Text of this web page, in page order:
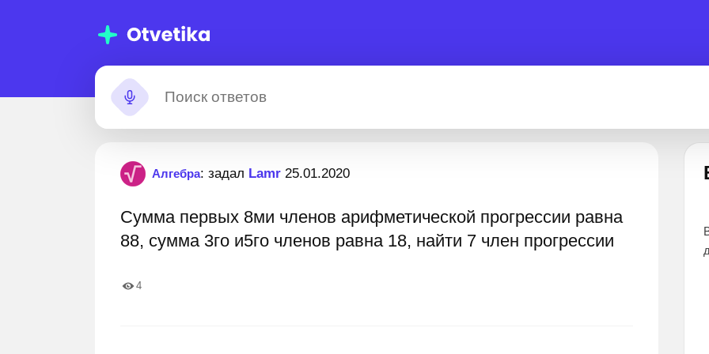
Алгебра: задал Lamr 25.01.2020
Сумма первых 8ми членов арифметической прогрессии равна
88, сумма 3го и5го членов равна 18, найти 7 член прогрессии
4
11 000 000+ пошаговых ответов
Застрял?
Лучшие эксперты готовы помочь 24 часа
Все эксперты прошли тщательный
дают наиболее точные и понятные